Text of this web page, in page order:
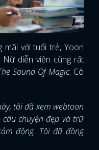
mãi với tuổi trẻ, Yoon
Nữ diễn viên cũng rất
Sound Of Magic. Cô
tôi đã xem webtoon
chuyện đẹp và trữ
động. Tôi đã đồng